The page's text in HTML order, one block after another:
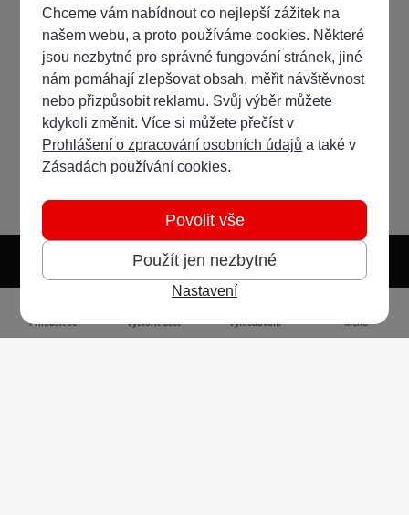
Světlý režim Předvolba systému
Přihlásit se Vytvořit účet Vyhledávání Menu
Chceme vám nabídnout co nejlepší zážitek na
našem webu, a proto používáme cookies. Některé
jsou nezbytné pro správné fungování stránek, jiné
nám pomáhají zlepšovat obsah, měřit návštěvnost
nebo přizpůsobit reklamu. Svůj výběr můžete
kdykoli změnit. Více si můžete přečíst v
Prohlášení o zpracování osobních údajů a také v
Zásadách používání cookies.
Použít jen nezbytné
Povolit vše
Nastavení